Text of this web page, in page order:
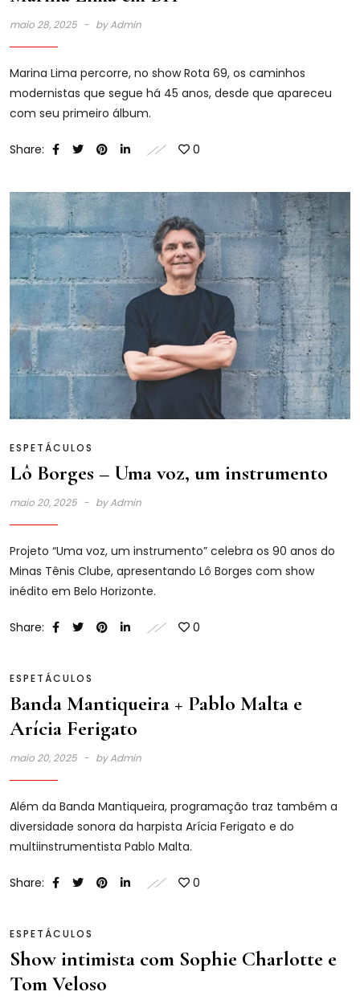
maio 28, 2025 byAdmin
Marina Lima percorre, no show Rota 69, os caminhos
modernistas que segue há 45 anos, desde que apareceu
com seu primeiro álbum.
Share: 0
ESPETÁCULOS
Lô Borges – Uma voz, um instrumento
maio 20, 2025 byAdmin
Projeto “Uma voz, um instrumento” celebra os 90 anos do
Minas Tênis Clube, apresentando Lô Borges com show
inédito em Belo Horizonte.
Share: 0
ESPETÁCULOS
Banda Mantiqueira + Pablo Malta e
Arícia Ferigato
maio 20, 2025 byAdmin
Além da Banda Mantiqueira, programação traz também a
diversidade sonora da harpista Arícia Ferigato e do
multiinstrumentista Pablo Malta.
Share: 0
ESPETÁCULOS
Show intimista com Sophie Charlotte e
Tom Veloso